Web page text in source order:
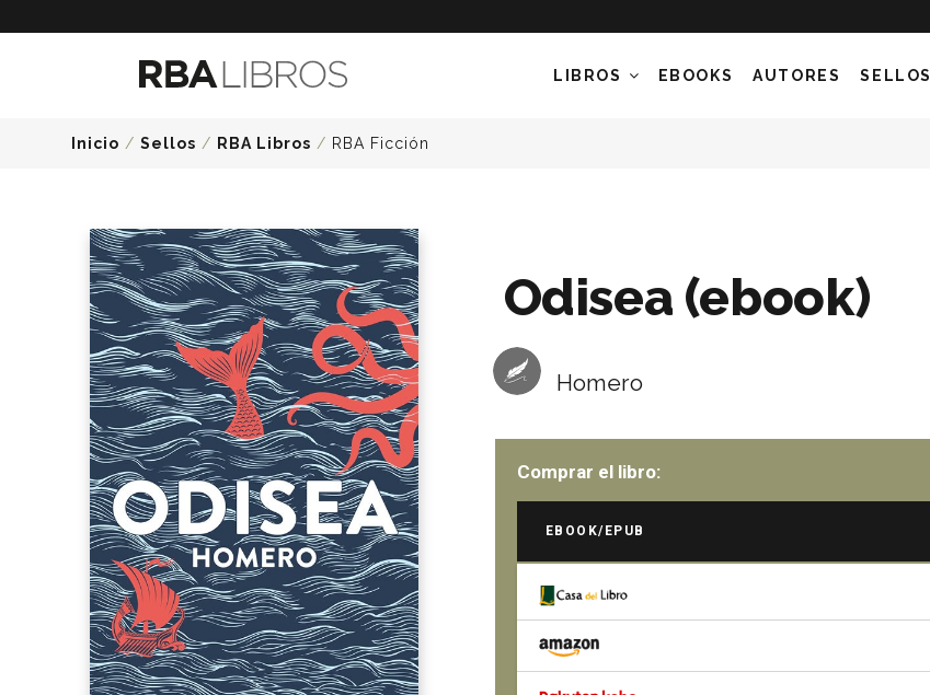
LIBROS EBOOKS AUTORES SELLOS
Inicio / Sellos / RBA Libros / RBA Ficción
Odisea (ebook)
Homero
Comprar el libro:
EBOOK/EPUB